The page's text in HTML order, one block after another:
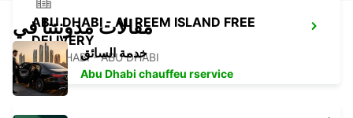
ABU DHABI - AL REEM ISLAND FREE
DELIVERY
ABU DHABI - ABU DHABI
مقالات مدونتنا في
خدمة السائق
Abu Dhabi chauffeu rservice